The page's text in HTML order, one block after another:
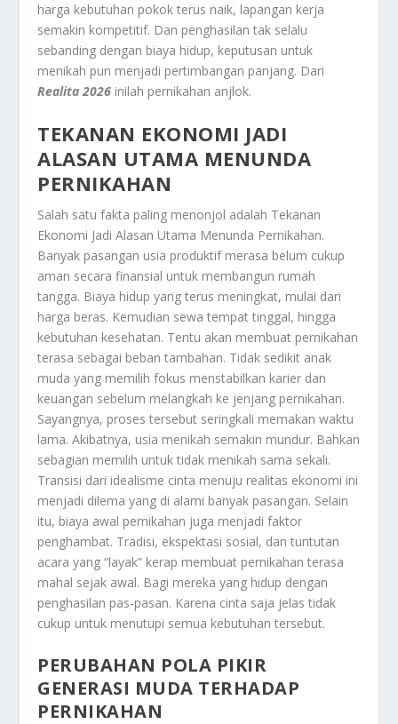
harga kebutuhan pokok terus naik, lapangan kerja
semakin kompetitif. Dan penghasilan tak selalu
sebanding dengan biaya hidup, keputusan untuk
menikah pun menjadi pertimbangan panjang. Dari
Realita 2026 inilah pernikahan anjlok.
TEKANAN EKONOMI JADI
ALASAN UTAMA MENUNDA
PERNIKAHAN
Salah satu fakta paling menonjol adalah Tekanan
Ekonomi Jadi Alasan Utama Menunda Pernikahan.
Banyak pasangan usia produktif merasa belum cukup
aman secara finansial untuk membangun rumah
tangga. Biaya hidup yang terus meningkat, mulai dari
harga beras. Kemudian sewa tempat tinggal, hingga
kebutuhan kesehatan. Tentu akan membuat pernikahan
terasa sebagai beban tambahan. Tidak sedikit anak
muda yang memilih fokus menstabilkan karier dan
keuangan sebelum melangkah ke jenjang pernikahan.
Sayangnya, proses tersebut seringkali memakan waktu
lama. Akibatnya, usia menikah semakin mundur. Bahkan
sebagian memilih untuk tidak menikah sama sekali.
Transisi dari idealisme cinta menuju realitas ekonomi ini
menjadi dilema yang di alami banyak pasangan. Selain
itu, biaya awal pernikahan juga menjadi faktor
penghambat. Tradisi, ekspektasi sosial, dan tuntutan
acara yang “layak” kerap membuat pernikahan terasa
mahal sejak awal. Bagi mereka yang hidup dengan
penghasilan pas-pasan. Karena cinta saja jelas tidak
cukup untuk menutupi semua kebutuhan tersebut.
PERUBAHAN POLA PIKIR
GENERASI MUDA TERHADAP
PERNIKAHAN